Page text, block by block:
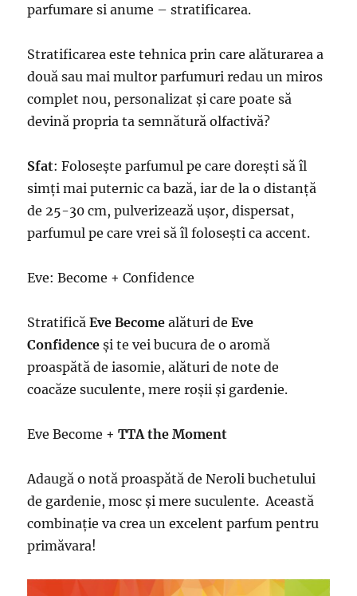
parfumare si anume – stratificarea.
Stratificarea este tehnica prin care alăturarea a
două sau mai multor parfumuri redau un miros
complet nou, personalizat și care poate să
devină propria ta semnătură olfactivă?
Sfat: Folosește parfumul pe care dorești să îl
simți mai puternic ca bază, iar de la o distanță
de 25-30 cm, pulverizează ușor, dispersat,
parfumul pe care vrei să îl folosești ca accent.
Eve: Become + Confidence
StratificăEve Become alături deEve
Confidence și te vei bucura de o aromă
proaspătă de iasomie, alături de note de
coacăze suculente, mere roșii și gardenie.
Eve Become +TTA the Moment
Adaugă o notă proaspătă de Neroli buchetului
de gardenie, mosc și mere suculente. Această
combinație va crea un excelent parfum pentru
primăvara!